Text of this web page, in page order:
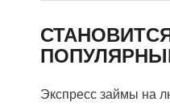
Экспресс займы на